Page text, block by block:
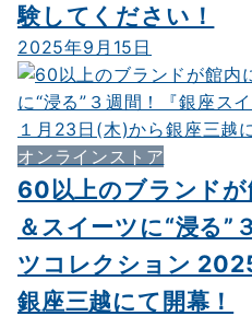
験してください！
2025年9月15日
オンラインストア
60以上のブランドが
＆スイーツに“浸る”
ツコレクション
銀座三越にて開幕！